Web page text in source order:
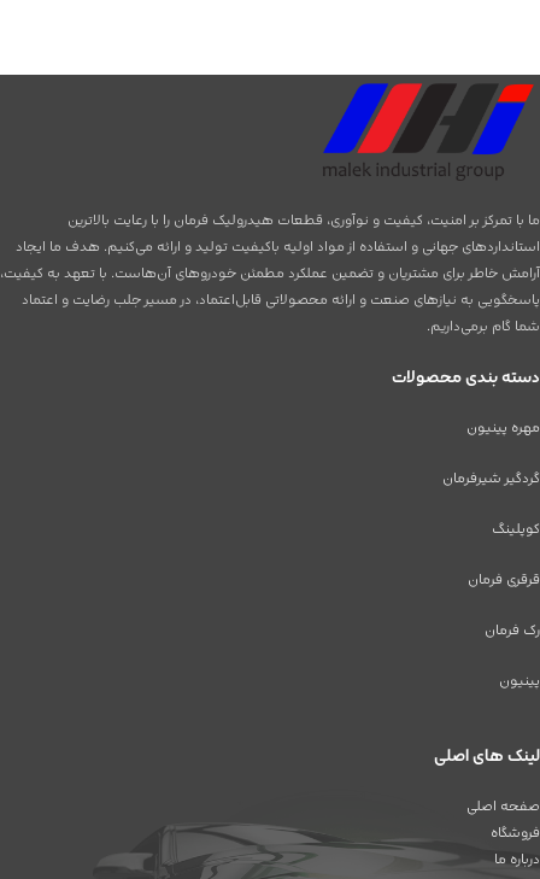
ما با تمرکز بر امنیت، کیفیت و نوآوری، قطعات هیدرولیک فرمان را با رعایت بالاترین
استانداردهای جهانی و استفاده از مواد اولیه باکیفیت تولید و ارائه می‌کنیم. هدف ما ایجاد
آرامش خاطر برای مشتریان و تضمین عملکرد مطمئن خودروهای آن‌هاست. با تعهد به کیفیت،
پاسخگویی به نیازهای صنعت و ارائه محصولاتی قابل‌اعتماد، در مسیر جلب رضایت و اعتماد
شما گام برمی‌داریم.
دسته بندی محصولات
مهره پینیون
گردگیر شیرفرمان
کوپلینگ
قرقری فرمان
رک فرمان
پینیون
لینک های اصلی
صفحه اصلی
فروشگاه
درباره ما